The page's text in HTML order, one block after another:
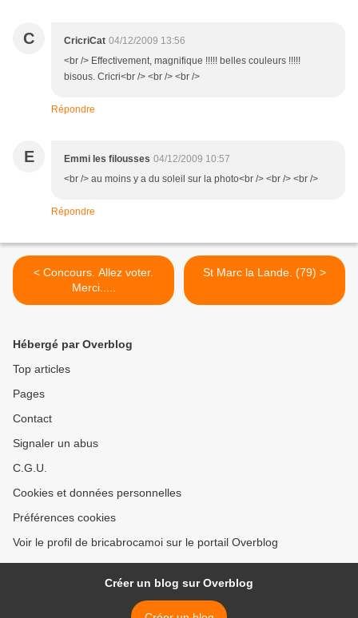
C CricriCat 04/12/2009 13:56
<br /> Effectivement, magnifique !!!!! belles couleurs !!!!!
bisous. Cricri<br /> <br /> <br />
Répondre
E Emmi les filousses 04/12/2009 10:57
<br /> au moins y a du soleil sur la photo<br /> <br /> <br />
Répondre
< Concours. Allez voter.
Merci.....
St Marc la Lande. (79) >
Hébergé par Overblog
Top articles
Pages
Contact
Signaler un abus
C.G.U.
Cookies et données personnelles
Préférences cookies
Voir le profil de bricabrocamoi sur le portail Overblog
Créer un blog sur Overblog